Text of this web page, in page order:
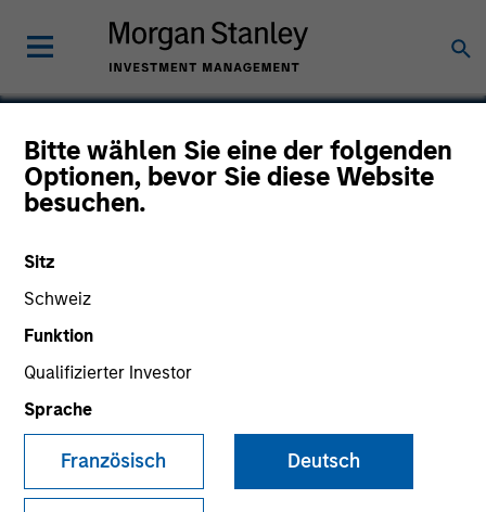
Bitte wählen Sie eine der folgenden
Optionen, bevor Sie diese Website
besuchen.
Sitz
Schweiz
Funktion
Qualifizierter Investor
Sprache
Französisch Deutsch
Radius
Technology
COUNTRY
United States